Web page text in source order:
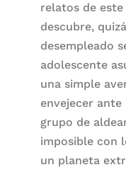
relatos de
descubre,
desempleado
adolescente
una simple
envejecer
grupo de
imposible con
un planeta